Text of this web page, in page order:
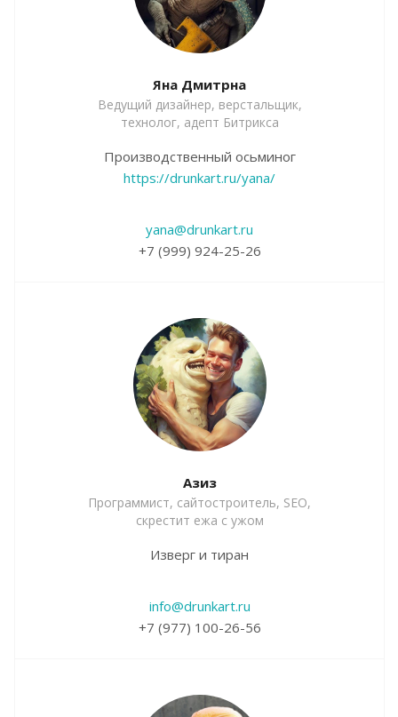
Яна Дмитрна
Ведущий дизайнер, верстальщик,
технолог, адепт Битрикса
Производственный осьминог
https://drunkart.ru/yana/
yana@drunkart.ru
+7 (999) 924-25-26
Азиз
Программист, сайтостроитель, SEO,
скрестит ежа с ужом
Изверг и тиран
info@drunkart.ru
+7 (977) 100-26-56